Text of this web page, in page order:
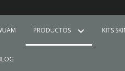
PRODUCTOS KITS